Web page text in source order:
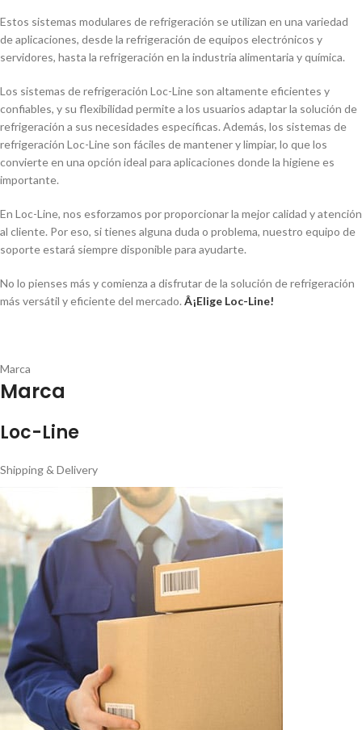
Estos sistemas modulares de refrigeración se utilizan en una variedad
de aplicaciones, desde la refrigeración de equipos electrónicos y
servidores, hasta la refrigeración en la industria alimentaria y quí­mica.
Los sistemas de refrigeración Loc-Line son altamente eficientes y
confiables, y su flexibilidad permite a los usuarios adaptar la solución de
refrigeración a sus necesidades especí­ficas. Además, los sistemas de
refrigeración Loc-Line son fáciles de mantener y limpiar, lo que los
convierte en una opción ideal para aplicaciones donde la higiene es
importante.
En Loc-Line, nos esforzamos por proporcionar la mejor calidad y atención
al cliente. Por eso, si tienes alguna duda o problema, nuestro equipo de
soporte estará siempre disponible para ayudarte.
No lo pienses más y comienza a disfrutar de la solución de refrigeración
más versátil y eficiente del mercado. Â¡Elige Loc-Line!
Marca
Marca
Loc-Line
Shipping & Delivery